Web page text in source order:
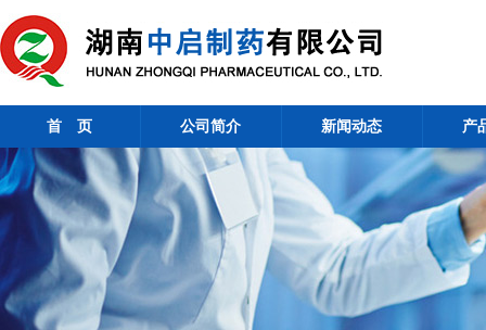
首 页 公司简介 新闻动态 产